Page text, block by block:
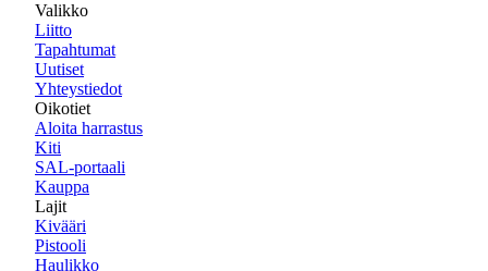
Valikko
Liitto
Tapahtumat
Uutiset
Yhteystiedot
Oikotiet
Aloita harrastus
Kiti
SAL-portaali
Kauppa
Lajit
Kivääri
Pistooli
Haulikko